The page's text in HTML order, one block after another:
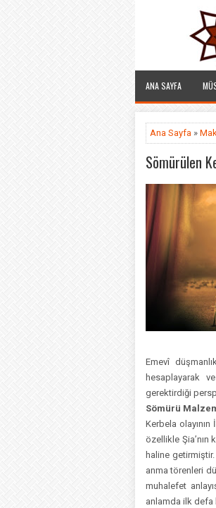
ANA SAYFA
Ana Sayfa »
Sömürülen
Emevî
hesaplayarak
gerektirdiği
Sömürü
Kerbela
özellikle
haline
anma törenleri
muhalefet
anlamda ilk defa